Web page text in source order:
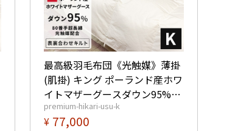
最高級羽毛布団《光触媒》薄掛
(肌掛) キング ポーランド産ホワ
イトマザーグースダウン95%
(440dp以上) 羽毛量0.65kg 【6
つ星プレミアムゴールド取得】
premium-hikari-usu-k
¥ 77,000